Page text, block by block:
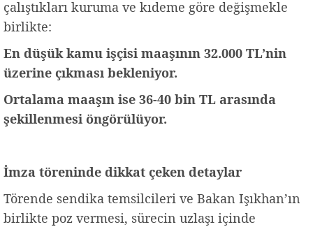
çalıştıkları kuruma ve kıdeme göre değişmekle
birlikte:
En düşük kamu işçisi maaşının 32.000 TL’nin
üzerine çıkması bekleniyor.
Ortalama maaşın ise 36-40 bin TL arasında
şekillenmesi öngörülüyor.
İmza töreninde dikkat çeken detaylar
Törende sendika temsilcileri ve Bakan Işıkhan’ın
birlikte poz vermesi, sürecin uzlaşı içinde